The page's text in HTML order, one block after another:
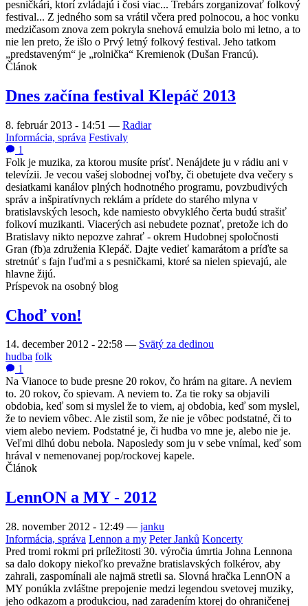
pesničkári, ktorí zvládajú i čosi viac... Trebárs zorganizovať folkový
festival... Z jedného som sa vrátil včera pred polnocou, a hoc vonku
medzičasom znova zem pokryla snehová emulzia bolo mi letno, a to
nie len preto, že išlo o Prvý letný folkový festival. Jeho tatkom
„predstaveným“ je „rolnička“ Kremienok (Dušan Francú).
Článok
Dnes začína festival Klepáč 2013
8. február 2013 - 14:51 — Radiar
Informácia, správa Festivaly
1
Folk je muzika, za ktorou musíte prísť. Nenájdete ju v rádiu ani v
televízii. Je vecou vašej slobodnej voľby, či obetujete dva večery s
desiatkami kanálov plných hodnotného programu, povzbudivých
správ a inšpiratívnych reklám a prídete do starého mlyna v
bratislavských lesoch, kde namiesto obvyklého čerta budú strašiť
folkoví muzikanti. Viacerých asi nebudete poznať, pretože ich do
Bratislavy nikto nepozve zahrať - okrem Hudobnej spoločnosti
Gran (fb)a združenia Klepáč. Dajte vedieť kamarátom a príďte sa
stretnúť s fajn ľuďmi a s pesničkami, ktoré sa nielen spievajú, ale
hlavne žijú.
Príspevok na osobný blog
Choď von!
14. december 2012 - 22:58 — Svätý za dedinou
hudba folk
1
Na Vianoce to bude presne 20 rokov, čo hrám na gitare. A neviem
to. 20 rokov, čo spievam. A neviem to. Za tie roky sa objavili
obdobia, keď som si myslel že to viem, aj obdobia, keď som myslel,
že to neviem vôbec. Ale zistil som, že nie je vôbec podstatné, či to
viem alebo neviem. Podstatné je, či hudba vo mne je, alebo nie je.
Veľmi dlhú dobu nebola. Naposledy som ju v sebe vnímal, keď som
hrával v nemenovanej pop/rockovej kapele.
Článok
LennON a MY - 2012
28. november 2012 - 12:49 — janku
Informácia, správa Lennon a my Peter Janků Koncerty
Pred tromi rokmi pri príležitosti 30. výročia úmrtia Johna Lennona
sa dalo dokopy niekoľko prevažne bratislavských folkérov, aby
zahrali, zaspomínali ale najmä stretli sa. Slovná hračka LennON a
MY ponúkla zvláštne prepojenie medzi legendou svetovej muziky,
jeho odkazom a produkciou, nad zaradením ktorej do ohraničenej